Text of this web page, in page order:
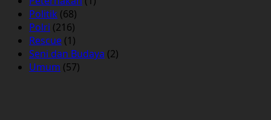
Politik (68)
Polri (216)
Rescue (1)
Seni dan Budaya (2)
Umum (57)